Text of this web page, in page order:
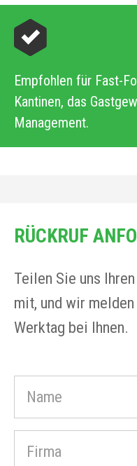
Empfohlen für Fast-
Kantinen, das
Management.
RÜCKRUF
Teilen Sie uns
mit, und wir
Werktag bei Ihnen.